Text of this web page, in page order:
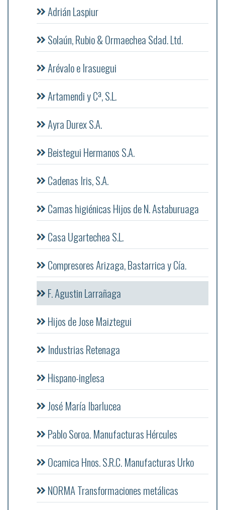
Adrián Laspiur
Solaún, Rubio & Ormaechea Sdad. Ltd.
Arévalo e Irasuegui
Artamendi y Cª, S.L.
Ayra Durex S.A.
Beistegui Hermanos S.A.
Cadenas Iris, S.A.
Camas higiénicas Hijos de N. Astaburuaga
Casa Ugartechea S.L.
Compresores Arizaga, Bastarrica y Cía.
F. Agustin Larrañaga
Hijos de Jose Maiztegui
Industrias Retenaga
Hispano-inglesa
José María Ibarlucea
Pablo Soroa. Manufacturas Hércules
Ocamica Hnos. S.R.C. Manufacturas Urko
NORMA Transformaciones metálicas